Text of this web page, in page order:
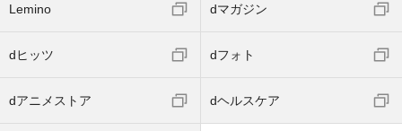
Lemino dマガジン
dヒッツ dフォト
dアニメストア dヘルスケア